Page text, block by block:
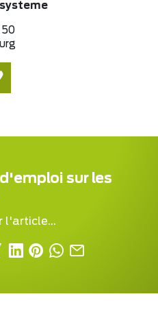
50
sur les
l'article...